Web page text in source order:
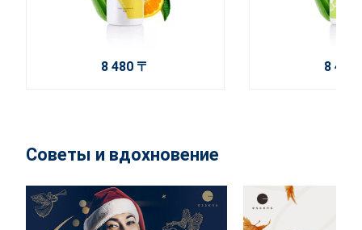
8 480 〒 8 480
Советы и вдохновение